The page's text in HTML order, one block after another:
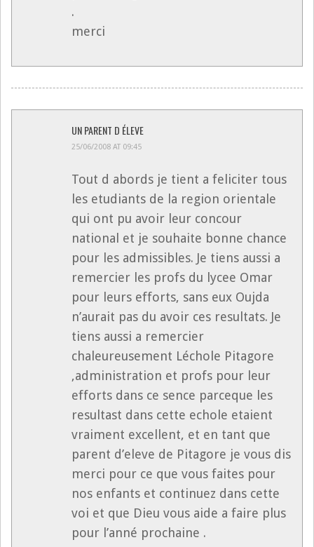
.
merci
UN PARENT D ÉLEVE
25/06/2008 AT 09:45
Tout d abords je tient a feliciter tous
les etudiants de la region orientale
qui ont pu avoir leur concour
national et je souhaite bonne chance
pour les admissibles. Je tiens aussi a
remercier les profs du lycee Omar
pour leurs efforts, sans eux Oujda
n’aurait pas du avoir ces resultats. Je
tiens aussi a remercier
chaleureusement Léchole Pitagore
,administration et profs pour leur
efforts dans ce sence parceque les
resultast dans cette echole etaient
vraiment excellent, et en tant que
parent d’eleve de Pitagore je vous dis
merci pour ce que vous faites pour
nos enfants et continuez dans cette
voi et que Dieu vous aide a faire plus
pour l’anné prochaine .